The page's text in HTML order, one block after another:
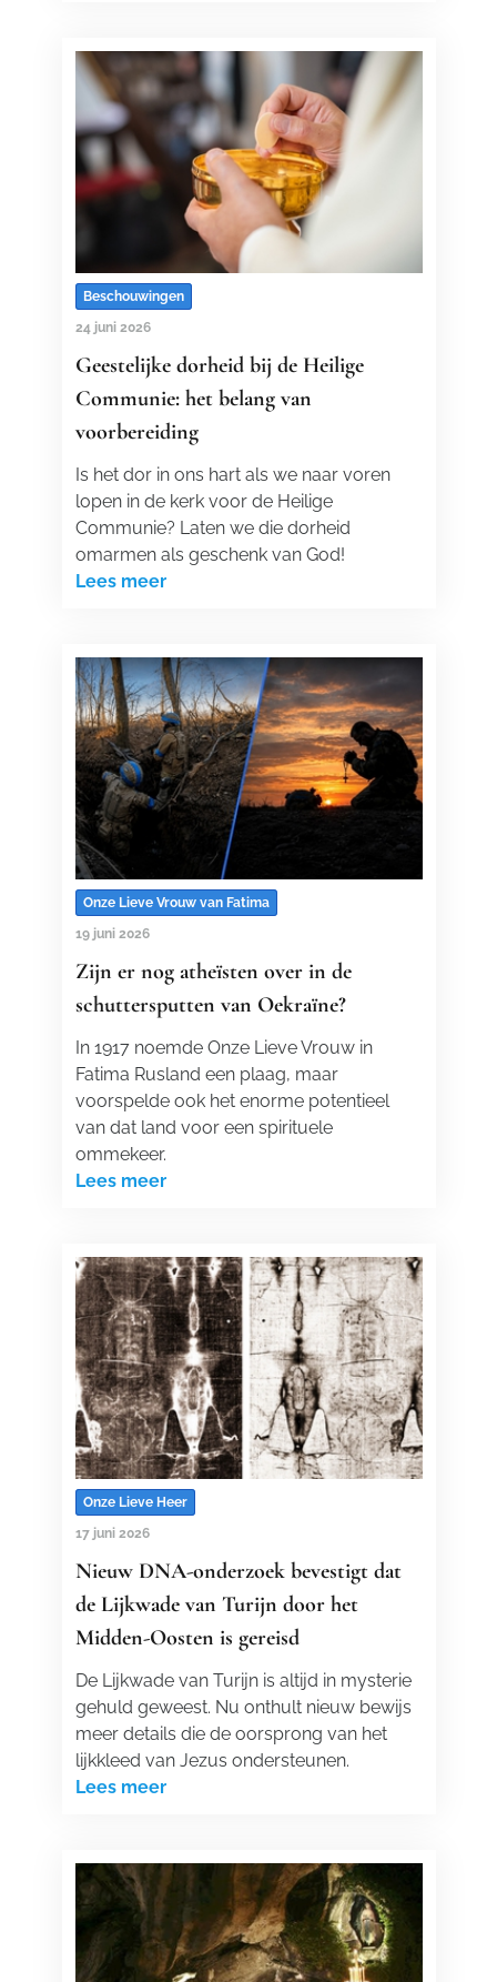
Beschouwingen
24 juni 2026
Geestelijke dorheid bij de Heilige
Communie: het belang van
voorbereiding
Is het dor in ons hart als we naar voren
lopen in de kerk voor de Heilige
Communie? Laten we die dorheid
omarmen als geschenk van God!
Lees meer
Onze Lieve Vrouw van Fatima
19 juni 2026
Zijn er nog atheïsten over in de
schuttersputten van Oekraïne?
In 1917 noemde Onze Lieve Vrouw in
Fatima Rusland een plaag, maar
voorspelde ook het enorme potentieel
van dat land voor een spirituele
ommekeer.
Lees meer
Onze Lieve Heer
17 juni 2026
Nieuw DNA-onderzoek bevestigt dat
de Lijkwade van Turijn door het
Midden-Oosten is gereisd
De Lijkwade van Turijn is altijd in mysterie
gehuld geweest. Nu onthult nieuw bewijs
meer details die de oorsprong van het
lijkkleed van Jezus ondersteunen.
Lees meer